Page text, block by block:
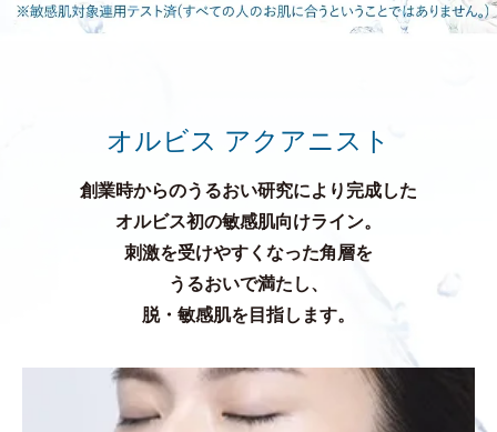
オルビス アクアニスト
創業時からのうるおい研究により完成した
オルビス初の敏感肌向けライン。
刺激を受けやすくなった角層を
うるおいで満たし、
脱・敏感肌を目指します。